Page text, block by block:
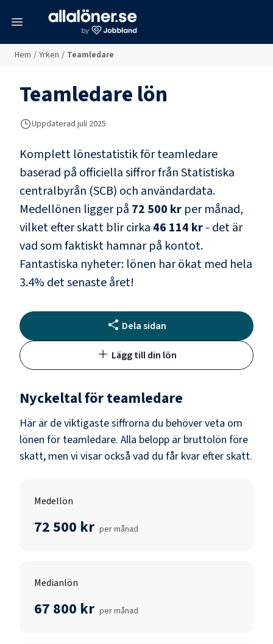
Hem / Yrken / Teamledare
Teamledarelön
Uppdaterad juli 2025
Komplett lönestatistik förteamledare
baserad på officiella siffror från Statistiska
centralbyrån (SCB) och användardata.
Medellönen ligger på 72 500 kr per månad,
vilket efter skatt blir cirka46 114 kr- det är
vad som faktiskt hamnar på kontot.
Fantastiska nyheter: lönen har ökat med hela
3.4% det senaste året!
Dela sidan
Lägg till din lön
Nyckeltal förteamledare
Här är de viktigaste siffrorna du behöver veta om
lönen för teamledare. Alla belopp är bruttolön före
skatt, men vi visar också vad du får kvar efter skatt.
Medellön
72 500 kr per månad
Medianlön
67 800 kr per månad